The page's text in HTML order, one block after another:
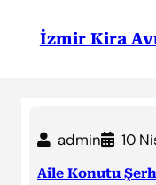
İzmir Kira
admin 10
Aile Konutu